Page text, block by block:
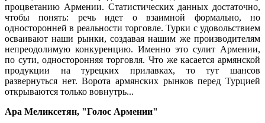
процветанию Армении. Статистических данных достаточно,
чтобы понять: речь идет о взаимной формально, но
односторонней в реальности торговле. Турки с удовольствием
осваивают наши рынки, создавая нашим же производителям
непреодолимую конкуренцию. Именно это сулит Армении,
по сути, односторонняя торговля. Что же касается армянской
продукции на турецких прилавках, то тут шансов
развернуться нет. Ворота армянских рынков перед Турцией
открываются только вовнутрь...
Ара Меликсетян, "Голос Армении"